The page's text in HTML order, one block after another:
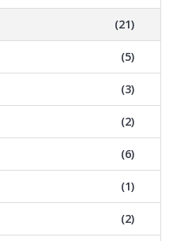
(21)
(5)
(3)
(2)
(6)
(1)
(2)